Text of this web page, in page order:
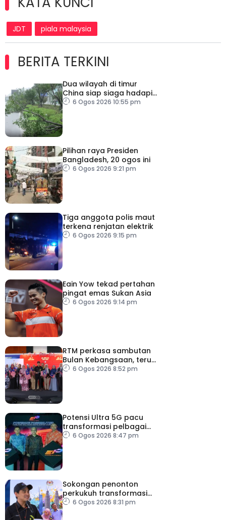
JDT piala malaysia
BERITA TERKINI
Dua wilayah di timur
China siap siaga hadapi
taufan Dolphin
6 Ogos 2026 10:55 pm
Pilihan raya Presiden
Bangladesh, 20 ogos ini
6 Ogos 2026 9:21 pm
Tiga anggota polis maut
terkena renjatan elektrik
6 Ogos 2026 9:15 pm
Eain Yow tekad pertahan
pingat emas Sukan Asia
6 Ogos 2026 9:14 pm
RTM perkasa sambutan
Bulan Kebangsaan, terus
dekati rakyat
6 Ogos 2026 8:52 pm
Potensi Ultra 5G pacu
transformasi pelbagai
sektor utama
6 Ogos 2026 8:47 pm
Sokongan penonton
perkukuh transformasi
RTM6 Ogos 2026 8:31 pm